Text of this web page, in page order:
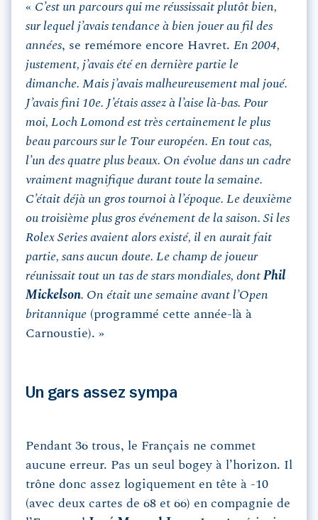
« C’est un parcours qui me réussissait plutôt bien,
sur lequel j’avais tendance à bien jouer au fil des
années, se remémore encore Havret. En 2004,
justement, j’avais été en dernière partie le
dimanche. Mais j’avais malheureusement mal joué.
J’avais fini 10e. J’étais assez à l’aise là-bas. Pour
moi, Loch Lomond est très certainement le plus
beau parcours sur le Tour européen. En tout cas,
l’un des quatre plus beaux. On évolue dans un cadre
vraiment magnifique durant toute la semaine.
C’était déjà un gros tournoi à l’époque. Le deuxième
ou troisième plus gros événement de la saison. Si les
Rolex Series avaient alors existé, il en aurait fait
partie, sans aucun doute. Le champ de joueur
réunissait tout un tas de stars mondiales, dont Phil
Mickelson. On était une semaine avant l’Open
britannique (programmé cette année-là à
Carnoustie). »
Un gars assez sympa
Pendant 36 trous, le Français ne commet
aucune erreur. Pas un seul bogey à l’horizon. Il
trône donc assez logiquement en tête à -10
(avec deux cartes de 68 et 66) en compagnie de